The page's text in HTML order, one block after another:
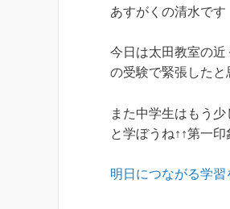
あすがくの清水です
今日は太田教室の
の受験で緊張した
また中学生はもう
と学ぼうね↑↑第一
明日につながる学習